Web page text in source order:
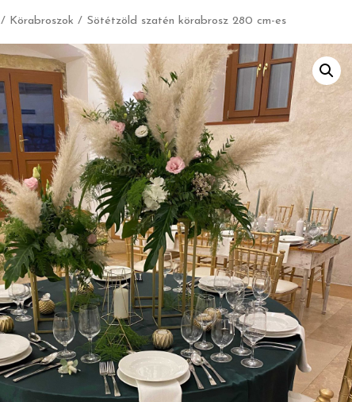
/ Körabroszok / Sötétzöld szatén körabrosz 280 cm-es